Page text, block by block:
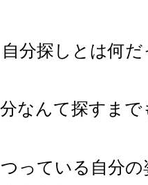
分探しとは何
なんて探すま
っている自分